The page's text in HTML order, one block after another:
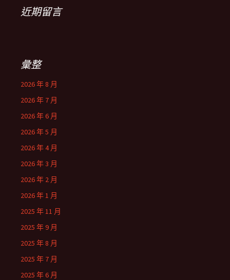
近期留言
彙整
2026 年 8 月
2026 年 7 月
2026 年 6 月
2026 年 5 月
2026 年 4 月
2026 年 3 月
2026 年 2 月
2026 年 1 月
2025 年 11 月
2025 年 9 月
2025 年 8 月
2025 年 7 月
2025 年 6 月